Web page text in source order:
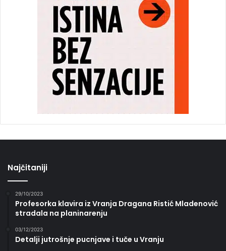
Najčitaniji
29/10/2023
Profesorka klavira iz Vranja Dragana Ristić Mladenović
stradala na planinarenju
03/12/2023
Detalji jutrošnje pucnjave i tuče u Vranju